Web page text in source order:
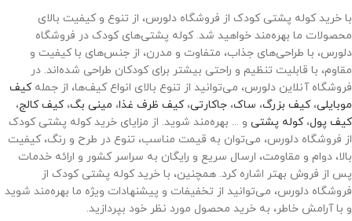
با خرید کوله پشتی کودک از فروشگاه دلورس، از تنوع و کیفیت بالای
محصولات ما بهره‌مند خواهید شد. کوله پشتی‌های کودک در فروشگاه
دلورس، با طراحی‌های جذاب، متفاوت و مدرن، از جنس‌های با کیفیت و
مقاوم، با قابلیت تنظیم و راحتی بیشتر برای کودکان طراحی شده‌اند. در
فروشگاه آنلاین دلورس، می‌توانید از تنوع بالای انواع کیف‌ها، از جملهکیف
موبایلی،کیف بزرگ، ساک، جاکارتی،کیف ظرف غذا، مینی بگ،کیف کالج،
کیف پول،کوله پشتی و ... بهره‌مند شوید. از مزایای خرید کوله پشتی کودک
از فروشگاه دلورس، می‌توان به قیمت مناسب، تنوع در طرح و رنگ، کیفیت
بالا، دوام و مقاومت، ارسال سریع و رایگان به سراسر کشور و ارائه خدمات
پس از فروش بهتر اشاره کرد. همچنین، با خرید کوله پشتی کودک از
فروشگاه دلورس، می‌توانید از تخفیفات و پیشنهادات ویژه ما بهره‌مند شوید
و با آرامش خاطر، به خرید محصول مورد نظر خود بپردازید.